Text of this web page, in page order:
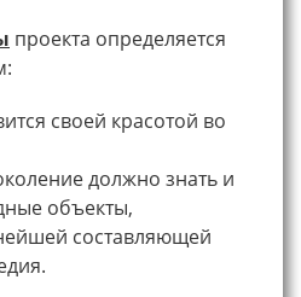
проекта определяется
своей красотой во
должно знать и
объекты,
составляющей